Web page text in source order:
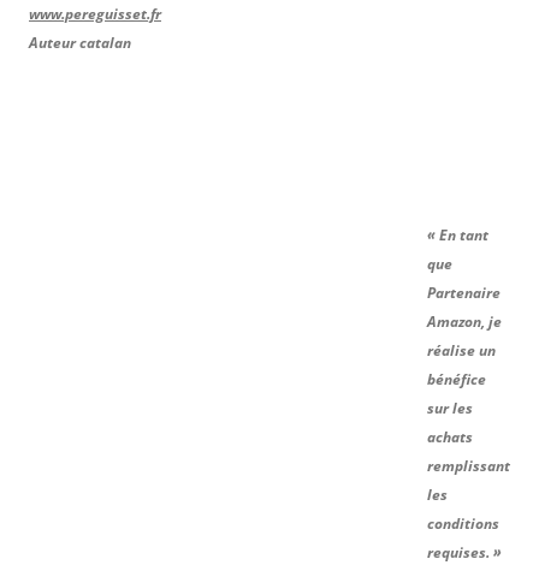
www.pereguisset.fr
Auteur catalan
« En tant
que
Partenaire
Amazon, je
réalise un
bénéfice
sur les
achats
remplissant
les
conditions
requises. »